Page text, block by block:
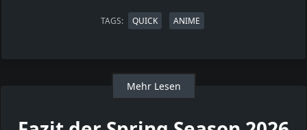
TAGS: QUICK ANIME
Mehr Lesen